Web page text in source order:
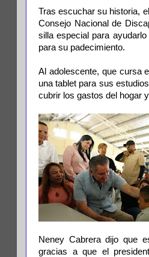
Tras escuchar su historia,
Consejo Nacional de
silla especial para
para su padecimiento.
Al adolescente, que cursa
una tablet para sus
cubrir los gastos del hogar
Neney Cabrera dijo que
gracias a que el